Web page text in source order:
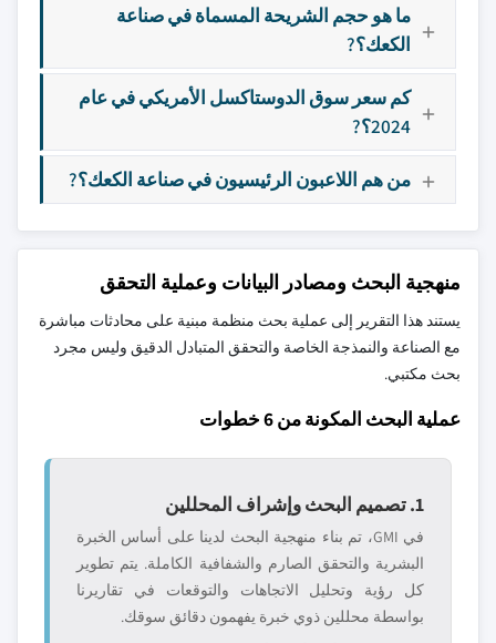
ما هو حجم الشريحة المسماة في صناعة
الكعك؟?
كم سعر سوق الدوستاكسل الأمريكي في عام
2024؟?
من هم اللاعبون الرئيسيون في صناعة الكعك؟?
منهجية البحث ومصادر البيانات وعملية التحقق
يستند هذا التقرير إلى عملية بحث منظمة مبنية على محادثات مباشرة
مع الصناعة والنمذجة الخاصة والتحقق المتبادل الدقيق وليس مجرد
بحث مكتبي.
عملية البحث المكونة من 6 خطوات
1. تصميم البحث وإشراف المحللين
في GMI، تم بناء منهجية البحث لدينا على أساس الخبرة
البشرية والتحقق الصارم والشفافية الكاملة. يتم تطوير
كل رؤية وتحليل الاتجاهات والتوقعات في تقاريرنا
بواسطة محللين ذوي خبرة يفهمون دقائق سوقك.